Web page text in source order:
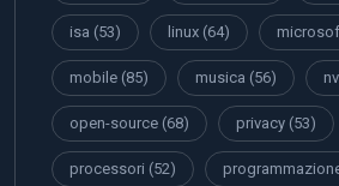
isa (53) linux (64)
mobile (85) musica (56)
open-source (68) privacy (53)
processori (52)